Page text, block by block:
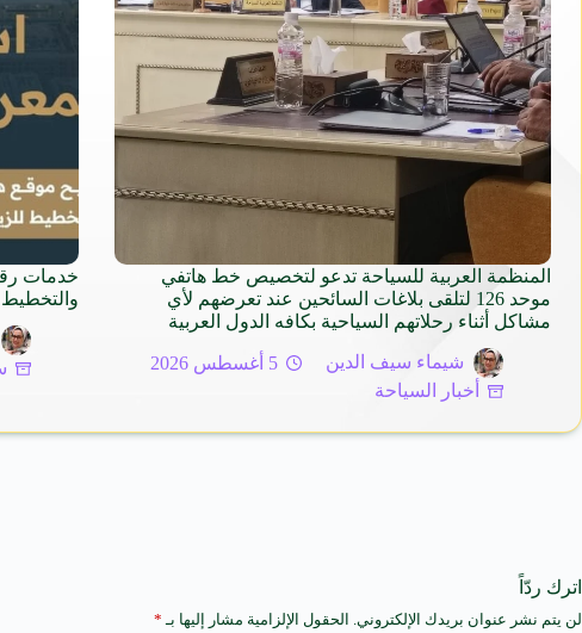
المنظمة العربية للسياحة تدعو لتخصيص خط هاتفي
موحد 126 لتلقى بلاغات السائحين عند تعرضهم لأي
مشاكل أثناء رحلاتهم السياحية بكافه الدول العربية
شيماء سيف الدين
5 أغسطس 2026
أخبار السياحة
خدمات
والتخطيط
اترك ردّاً
لن يتم نشر عنوان بريدك الإلكتروني. الحقول الإلزامية مشار إليها بـ *
A